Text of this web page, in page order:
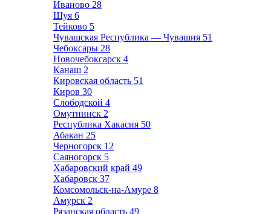
Иваново 28
Шуя 6
Тейково 5
Чувашская Республика — Чувашия 51
Чебоксары 28
Новочебоксарск 4
Канаш 2
Кировская область 51
Киров 30
Слободской 4
Омутнинск 2
Республика Хакасия 50
Абакан 25
Черногорск 12
Саяногорск 5
Хабаровский край 49
Хабаровск 37
Комсомольск-на-Амуре 8
Амурск 2
Рязанская область 49